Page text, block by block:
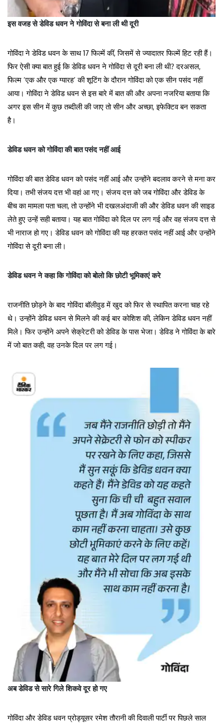
इस वजह से डेविड धवन ने गोविंदा से बना ली थी दूरी
गोविंदा ने डेविड धवन के साथ 17 फिल्में कीं, जिसमें से ज्यादातर फिल्में हिट रही हैं।
फिर ऐसी क्या बात हुई कि डेविड धवन ने गोविंदा से दूरी बना ली थी? दरअसल,
फिल्म ‘एक और एक ग्यारह’ की शूटिंग के दौरान गोविंदा को एक सीन पसंद नहीं
आया। गोविंदा ने डेविड धवन से इस बारे में बात की और अपना नजरिया बताया कि
अगर इस सीन में कुछ तब्दीली की जाए तो सीन और अच्छा, इफेक्टिव बन सकता
है।
डेविड धवन को गोविंदा की बात पसंद नहीं आई
गोविंदा की बात डेविड धवन को पसंद नहीं आई और उन्होंने बदलाव करने से मना कर
दिया। तभी संजय दत्त भी वहां आ गए। संजय दत्त को जब गोविंदा और डेविड के
बीच का मामला पता चला, तो उन्होंने भी दखलअंदाजी की और डेविड धवन की साइड
लेते हुए उन्हें सही बताया। यह बात गोविंदा को दिल पर लग गई और वह संजय दत्त से
भी नाराज हो गए। डेविड धवन को गोविंदा की यह हरकत पसंद नहीं आई और उन्होंने
गोविंदा से दूरी बना ली।
डेविड धवन ने कहा कि गोविंदा को बोलो कि छोटी भूमिकाएं करे
राजनीति छोड़ने के बाद गोविंदा बॉलीवुड में खुद को फिर से स्थापित करना चाह रहे
थे। उन्होंने डेविड धवन से मिलने की कई बार कोशिश की, लेकिन डेविड धवन नहीं
मिले। फिर उन्होंने अपने सेक्रेटरी को डेविड के पास भेजा। डेविड ने गोविंदा के बारे
में जो बात कही, वह उनके दिल पर लग गई।
अब डेविड से सारे गिले शिकवे दूर हो गए
गोविंदा और डेविड धवन प्रोड्यूसर रमेश तौरानी की दिवाली पार्टी पर पिछले साल